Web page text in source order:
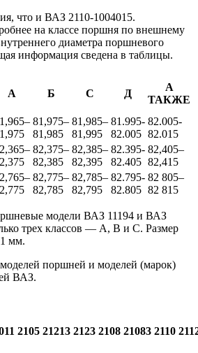
что и ВАЗ 2110-1004015.
на классе поршня по внешнему
диаметра поршневого
информация сведена в таблицы.
А Б С Д
А
ТАКЖЕ
81,975–
81,985
81,985–
81,995
81.995-
82.005
82.005-
82.015
82,375–
82,385
82,385–
82,395
82.395-
82.405
82,405–
82,415
82,775–
82,785
82,785–
82,795
82.795-
82.805
82 805–
82 815
модели ВАЗ 11194 и ВАЗ
трех классов — А, В и С. Размер
мм.
моделей поршней и моделей (марок)
ВАЗ.
2105 21213 2123 2108 21083 2110